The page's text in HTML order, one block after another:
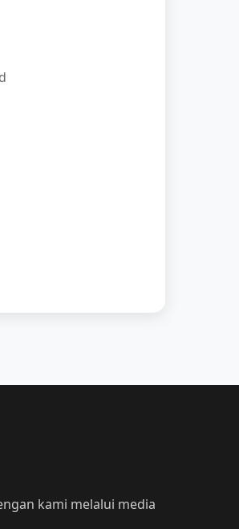
kami melalui media